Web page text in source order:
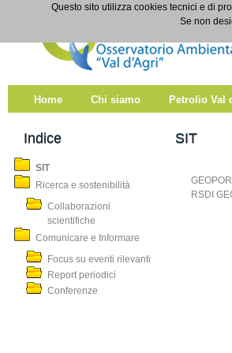
Salta al contenuto
Home Chi siamo Petrolio Val
Indice
SIT
Ricerca e sostenibilità
Collaborazioni
scientifiche
Comunicare e Informare
Focus su eventi rilevanti
Report periodici
Conferenze
SIT
RSDI
Questo sito utilizza cookies tecnici e di
Se non